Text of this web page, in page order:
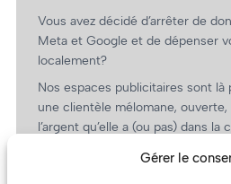
Gérer le
Vous avez décidé d’arrêter de
Meta et Google et de dépenser
localement?
Nos espaces publicitaires sont là
une clientèle mélomane,
l’argent qu’elle a (ou pas) dans